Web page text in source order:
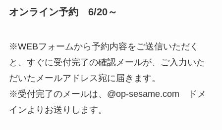
オンライン予約 6/20～
※WEBフォームから予約内容をご送信いただく
と、すぐに受付完了の確認メールが、ご入力いた
だいたメールアドレス宛に届きます。
※受付完了のメールは、@op-sesame.com ドメ
インよりお送りします。